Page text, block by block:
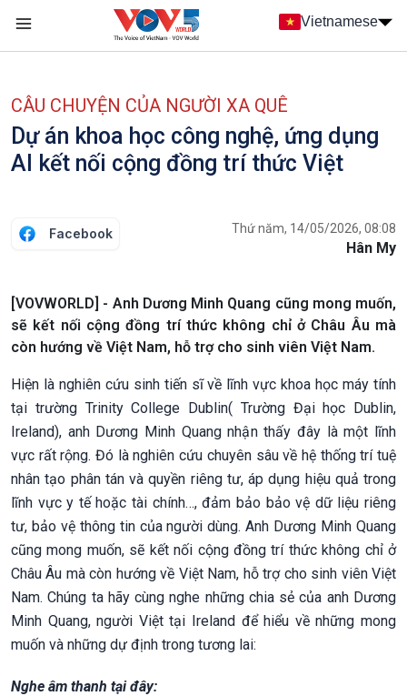
Nhảy đến nội dung
Vietnamese
CÂU CHUYỆN CỦA NGƯỜI XA QUÊ
Dự án khoa học công nghệ, ứng dụng
AI kết nối cộng đồng trí thức Việt
Facebook Thứ năm, 14/05/2026, 08:08
Hân My
[VOVWORLD] - Anh Dương Minh Quang cũng mong muốn,
sẽ kết nối cộng đồng trí thức không chỉ ở Châu Âu mà
còn hướng về Việt Nam, hỗ trợ cho sinh viên Việt Nam.
Hiện là nghiên cứu sinh tiến sĩ về lĩnh vực khoa học máy tính
tại trường Trinity College Dublin( Trường Đại học Dublin,
Ireland), anh Dương Minh Quang nhận thấy đây là một lĩnh
vực rất rộng. Đó là nghiên cứu chuyên sâu về hệ thống trí tuệ
nhân tạo phân tán và quyền riêng tư, áp dụng hiệu quả trong
lĩnh vực y tế hoặc tài chính…, đảm bảo bảo vệ dữ liệu riêng
tư, bảo vệ thông tin của người dùng. Anh Dương Minh Quang
cũng mong muốn, sẽ kết nối cộng đồng trí thức không chỉ ở
Châu Âu mà còn hướng về Việt Nam, hỗ trợ cho sinh viên Việt
Nam. Chúng ta hãy cùng nghe những chia sẻ của anh Dương
Minh Quang, người Việt tại Ireland để hiểu về những mong
muốn và những dự định trong tương lai:
Nghe âm thanh tại đây: